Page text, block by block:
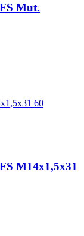
Mut.
M14x1,5x31